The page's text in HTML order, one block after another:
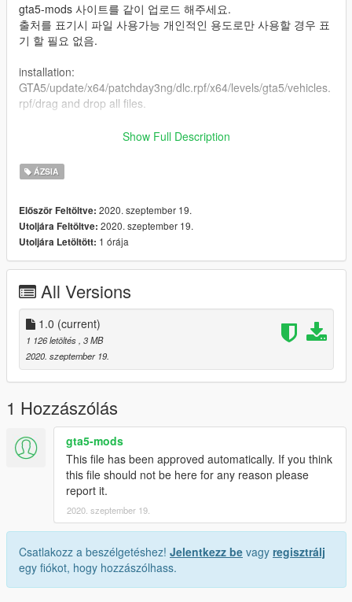
gta5-mods 사이트를 같이 업로드 해주세요.
출처를 표기시 파일 사용가능 개인적인 용도로만 사용할 경우 표
기 할 필요 없음.
installation:
GTA5/update/x64/patchday3ng/dlc.rpf/x64/levels/gta5/vehicles.
rpf/drag and drop all files.
[skin maker] : [pae-al-mot]
When uploading to YouTube or other platforms using this file,
please upload the original name and gga5-mods site together.
Show Full Description
ÁZSIA
Először Feltöltve: 2020. szeptember 19.
Utoljára Feltöltve: 2020. szeptember 19.
Utoljára Letöltött: 1 órája
All Versions
1.0 (current)
1 126 letöltés , 3 MB
2020. szeptember 19.
1 Hozzászólás
gta5-mods
This file has been approved automatically. If you think
this file should not be here for any reason please
report it.
2020. szeptember 19.
Csatlakozz a beszélgetéshez! Jelentkezz be vagy regisztrálj
egy fiókot, hogy hozzászólhass.